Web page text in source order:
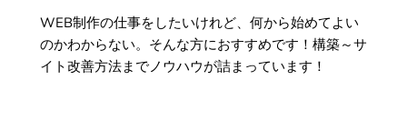
WEB制作の仕事をしたいけれど、何から始めてよい
のかわからない。そんな方におすすめです！構築～サ
イト改善方法までノウハウが詰まっています！